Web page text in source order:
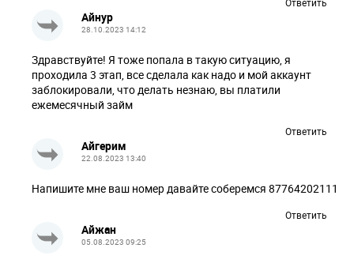
Айнур
28.10.2023 14:12
Здравствуйте! Я тоже попала в такую ситуацию, я
проходила 3 этап, все сделала как надо и мой аккаунт
заблокировали, что делать незнаю, вы платили
ежемесячный займ
Ответить
Айгерим
22.08.2023 13:40
Напишите мне ваш номер давайте соберемся 87764202111
Ответить
Айжан
05.08.2023 09:25